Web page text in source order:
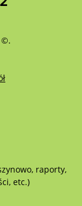
©.
otwiera się w
raporty,
etc.)